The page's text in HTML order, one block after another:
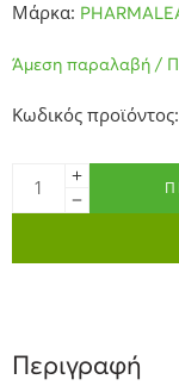
Μάρκα:
Άμεση παραλαβή /
Κωδικός
Περιγραφή